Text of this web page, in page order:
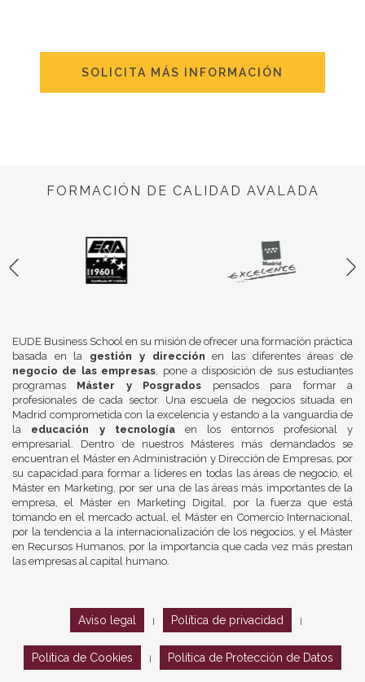
SOLICITA MÁS INFORMACIÓN
FORMACIÓN DE CALIDAD AVALADA
EUDE Business School en su misión de ofrecer una formación práctica
basada en la gestión y dirección en las diferentes áreas de
negocio de las empresas , pone a disposición de sus estudiantes
programas Máster y Posgrados pensados para formar a
profesionales de cada sector. Una escuela de negocios situada en
Madrid comprometida con la excelencia y estando a la vanguardia de
la educación y tecnologíaen los entornos profesional y
empresarial. Dentro de nuestros Másteres más demandados se
encuentran el Máster en Administración y Dirección de Empresas, por
su capacidad para formar a líderes en todas las áreas de negocio, el
Máster en Marketing, por ser una de las áreas más importantes de la
empresa, el Máster en Marketing Digital, por la fuerza que está
tomando en el mercado actual, el Máster en Comercio Internacional,
por la tendencia a la internacionalización de los negocios, y el Máster
en Recursos Humanos, por la importancia que cada vez más prestan
las empresas al capital humano.
Aviso legal Política de privacidad
Política de Cookies Política de Protección de Datos